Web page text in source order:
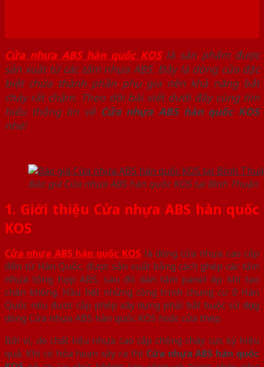
Cửa nhựa ABS hàn quốc KOSlà sản phẩm được
sản xuất từ các tấm nhựa ABS. Đây là dòng cửa đặc
biệt chứa thành phần phụ gia nên khả năng bắt
cháy rất chậm. Theo dõi bài viết dưới đây cùng tìm
hiểu thông tin về Cửa nhựa ABS hàn quốc KOS
nhé!
Báo giá Cửa nhựa ABS hàn quốc KOS tại Bình Thuận
1. Giới thiệu Cửa nhựa ABS hàn quốc
KOS
Cửa nhựa ABS hàn quốc KOS là dòng cửa nhựa cao cấp
đến từ Hàn Quốc, được sản xuất bằng cách ghép các tấm
nhựa tổng hợp ABS, sau đó dán tấm panel ép khí tạo
chân không. Hầu hết những công trình chung cư ở Hàn
Quốc nếu được cấp phép xây dựng phải bắt buộc sử dụng
dòng Cửa nhựa ABS hàn quốc KOS hoặc cửa thép.
Bởi vì, do chất liệu nhựa cao cấp chống cháy cực kỳ hiệu
quả. Khi có hỏa hoạn xảy ra thì Cửa nhựa ABS hàn quốc